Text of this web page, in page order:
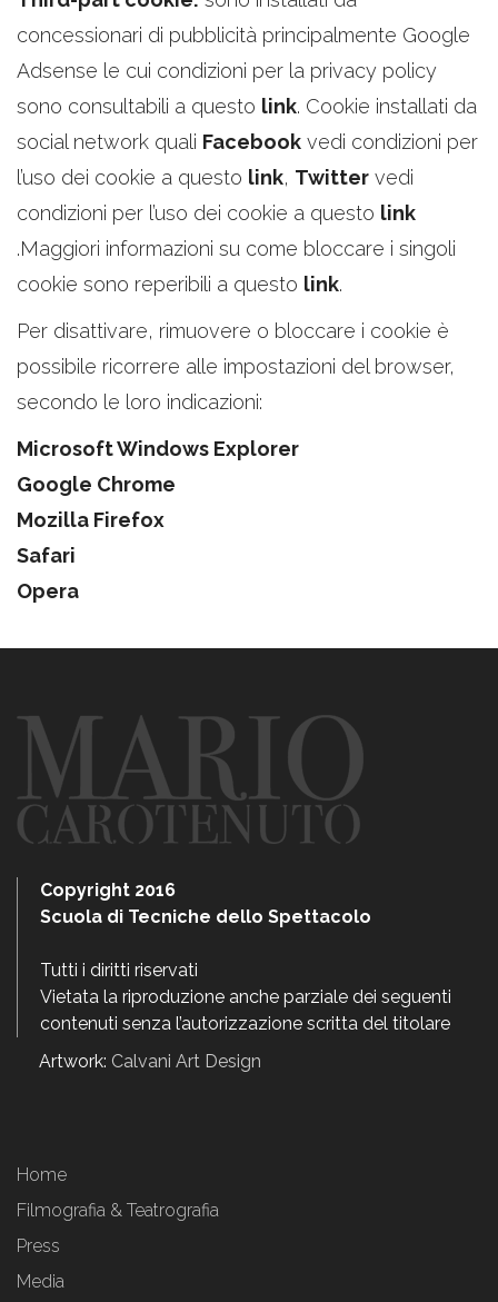
concessionari di pubblicità principalmente Google
Adsense le cui condizioni per la privacy policy
sono consultabili a questo link. Cookie installati da
social network quali Facebook vedi condizioni per
l’uso dei cookie a questo link, Twitter vedi
condizioni per l’uso dei cookie a questo link
.Maggiori informazioni su come bloccare i singoli
cookie sono reperibili a questo link.
Per disattivare, rimuovere o bloccare i cookie è
possibile ricorrere alle impostazioni del browser,
secondo le loro indicazioni:
Microsoft Windows Explorer
Google Chrome
Mozilla Firefox
Safari
Opera
Copyright 2016
Scuola di Tecniche dello Spettacolo
Tutti i diritti riservati
Vietata la riproduzione anche parziale dei seguenti
contenuti senza l’autorizzazione scritta del titolare
Artwork: Calvani Art Design
Home
Filmografia & Teatrografia
Press
Media